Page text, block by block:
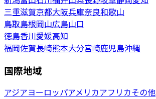
三重滋賀京都大阪兵庫奈良和歌山
鳥取島根岡山広島山口
徳島香川愛媛高知
福岡佐賀長崎熊本大分宮崎鹿児島沖縄
国際地域
アジアヨーロッパアメリカアフリカその他